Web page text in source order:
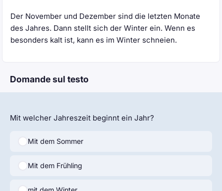
Der November und Dezember sind die letzten Monate
des Jahres. Dann stellt sich der Winter ein. Wenn es
besonders kalt ist, kann es im Winter schneien.
Domande sul testo
Mit welcher Jahreszeit beginnt ein Jahr?
Mit dem Sommer
Mit dem Frühling